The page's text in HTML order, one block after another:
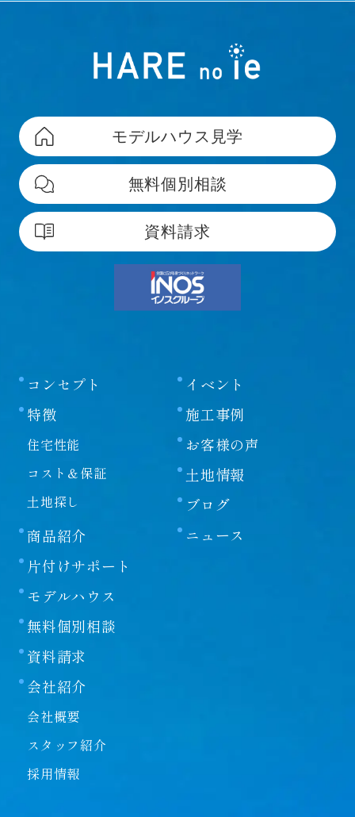
モデルハウス見学
無料個別相談
資料請求
コンセプト
特徴
住宅性能
コスト＆保証
土地探し
商品紹介
片付けサポート
イベント
施工事例
お客様の声
土地情報
ブログ
ニュース
モデルハウス
無料個別相談
資料請求
会社紹介
会社概要
スタッフ紹介
採用情報